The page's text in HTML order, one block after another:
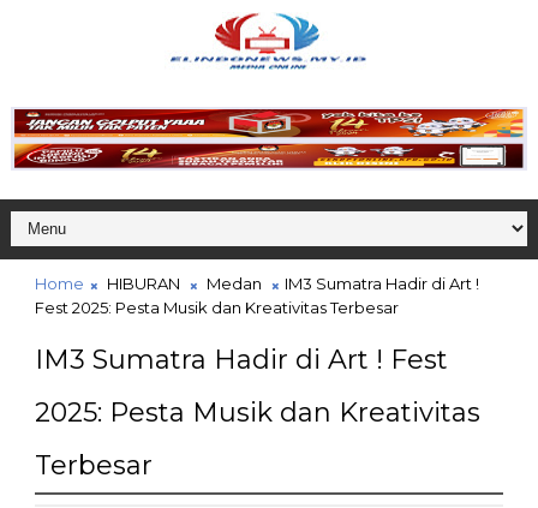
Home HIBURAN Medan
IM3 Sumatra Hadir di Art !
Fest 2025: Pesta Musik dan Kreativitas Terbesar
IM3 Sumatra Hadir di Art ! Fest
2025: Pesta Musik dan Kreativitas
Terbesar